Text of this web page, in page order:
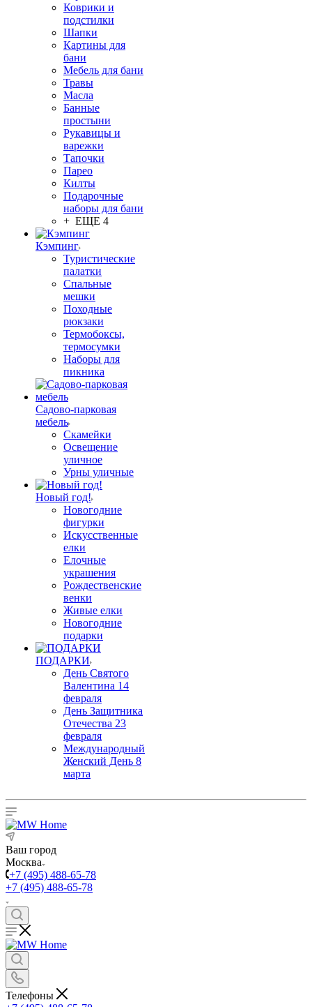
Коврики и
подстилки
Шапки
Картины для
бани
Мебель для бани
Травы
Масла
Банные
простыни
Рукавицы и
варежки
Тапочки
Парео
Килты
Подарочные
наборы для бани
+ ЕЩЕ 4
Кэмпинг
Туристические
палатки
Спальные
мешки
Походные
рюкзаки
Термобоксы,
термосумки
Наборы для
пикника
Садово-парковая
мебель
Скамейки
Освещение
уличное
Урны уличные
Новый год!
Новогодние
фигурки
Искусственные
елки
Елочные
украшения
Рождественские
венки
Живые елки
Новогодние
подарки
ПОДАРКИ
День Святого
Валентина 14
февраля
День Защитника
Отечества 23
февраля
Международный
Женский День 8
марта
Ваш город
Москва
+7 (495) 488-65-78
+7 (495) 488-65-78
Телефоны